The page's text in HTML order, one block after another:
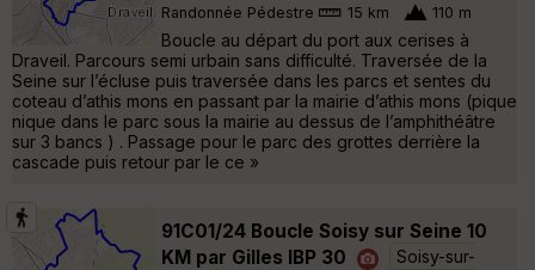
Randonnée Pédestre 15 km 110 m
Boucle au départ du port aux cerises à
Draveil. Parcours semi urbain sans difficulté. Traversée de la
Seine sur l’écluse puis traversée dans les parcs et sentes du
coteau d’athis mons en passant par la mairie d’athis mons (pique
nique dans le parc sous la mairie au dessus de l’amphithéâtre
sur 3 bancs ) . Passage pour le parc des grottes derrière la
cascade puis retour par le ce »
91C01/24 Boucle Soisy sur Seine 10
KM par Gilles IBP 30
Soisy-sur-